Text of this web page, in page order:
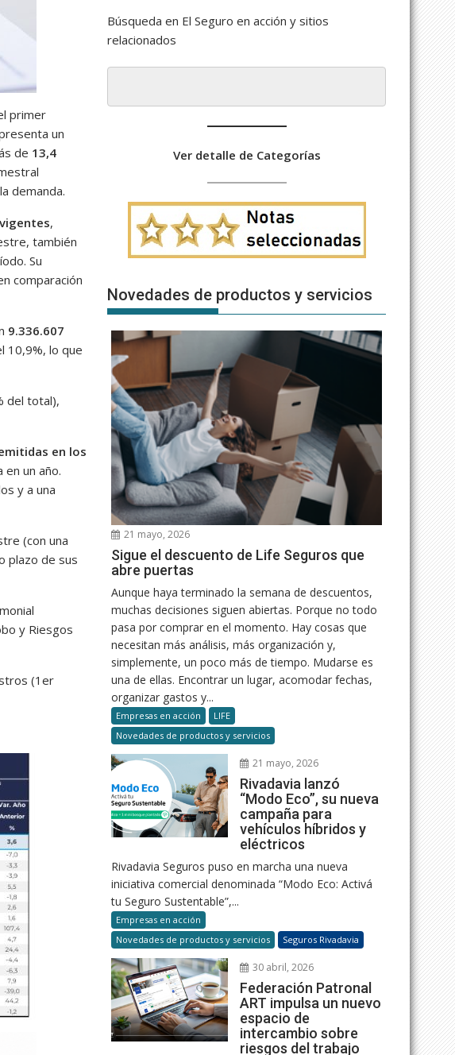
primer
un
de 13,4
demanda.
,
también
Su
comparación
9.336.607
10,9%, lo que
del total),
en los
en un año.
y a una
(con una
plazo de sus
y Riesgos
(1er
Búsqueda en El Seguro en acción y sitios
relacionados
Ver detalle de Categorías
Novedades de productos y servicios
21 mayo, 2026
Sigue el descuento de Life Seguros que
abre puertas
Aunque haya terminado la semana de descuentos,
muchas decisiones siguen abiertas. Porque no todo
pasa por comprar en el momento. Hay cosas que
necesitan más análisis, más organización y,
simplemente, un poco más de tiempo. Mudarse es
una de ellas. Encontrar un lugar, acomodar fechas,
organizar gastos y...
Empresas en acción
LIFE
Novedades de productos y servicios
21 mayo, 2026
Rivadavia lanzó
“Modo Eco”, su nueva
campaña para
vehículos híbridos y
eléctricos
Rivadavia Seguros puso en marcha una nueva
iniciativa comercial denominada “Modo Eco: Activá
tu Seguro Sustentable”,...
Empresas en acción
Novedades de productos y servicios
Seguros Rivadavia
30 abril, 2026
Federación Patronal
ART impulsa un nuevo
espacio de
intercambio sobre
riesgos del trabajo